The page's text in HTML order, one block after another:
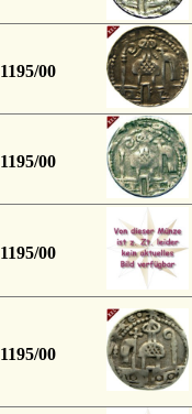
1195/00
1195/00
1195/00
1195/00